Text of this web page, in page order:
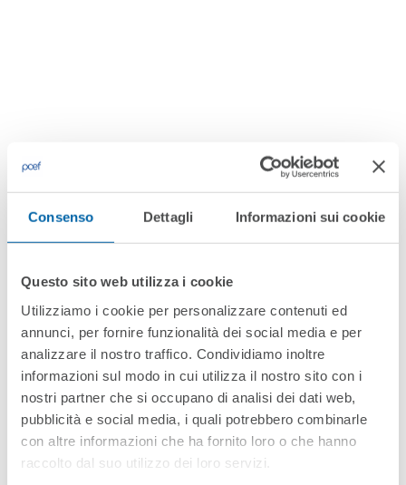
Consenso Dettagli Informazioni sui cookie
Questo sito web utilizza i cookie
Utilizziamo i cookie per personalizzare contenuti ed
annunci, per fornire funzionalità dei social media e per
analizzare il nostro traffico. Condividiamo inoltre
informazioni sul modo in cui utilizza il nostro sito con i
nostri partner che si occupano di analisi dei dati web,
pubblicità e social media, i quali potrebbero combinarle
con altre informazioni che ha fornito loro o che hanno
raccolto dal suo utilizzo dei loro servizi.
Solutions We Provided
Quia nobis sed ipsam quaerat sit repellat iure! Aut
galisum velit aut dolores quibusdam qui enim
dolorem quibusdam non similique animi eos quia
consequuntur quo cumque voluptatem. A sequi
magni ut illo omnis qui accusantium
reprehenderit? In voluptas nihil cum galisum iusto
ut repellat ipsam eos eaque quaerat. Hic dolorem